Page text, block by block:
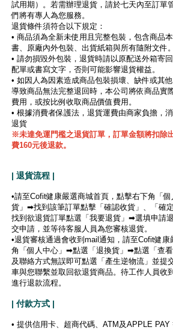
試用期）。若需辦理退貨，請於七天內至訂單
們將有專人為您服務。
退貨條件須符合以下規定：
• 商品須為全新未使用且完整包裝，包含商品
書、原廠內外包裝、出貨紙箱與所有隨附文件。
• 請勿損毀外包裝，退貨時請以原配送外箱寄
配單或書寫文字，否則可能影響退貨權益。
• 如因人為因素造成商品包裝損壞、缺件或其
導致商品無法完整退回時，本公司將依商品實
費用，或按比例收取商品價值費用。
• 根據消費者保護法，退貨運費由商家負擔，
退貨
※未達免運門檻之退貨訂單，訂單金額將扣除
費160元後退款。
| 退貨流程 |
•請至Cofit健康嚴選商城首頁，點擊右下角「
貨」➡找到該筆訂單點擊「確認收貨」、「確
找到欲退貨訂單點選「我要退貨」➡選填申請
交申請，並等待客服人員為您審核退貨。
•退貨審核通過會收到mail通知，請至Cofit健
角「個人中心」➡點選「退換貨」➡點選「查
及聯絡方式無誤即可點選「產生逆物流」並提
車與您聯繫並取回欲退貨商品。待工作人員收
進行退款流程。
| 付款方式 |
• 提供信用卡、超商代碼、ATM及APPLE PAY